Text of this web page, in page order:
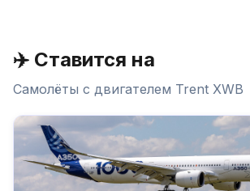
✈️ Ставится на
Самолёты с двигателем Trent XWB